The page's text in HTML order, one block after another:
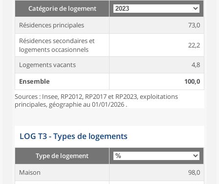
Catégorie de logement
Résidences principales
73,0
Résidences secondaires et
logements occasionnels
22,2
Logements vacants
4,8
Ensemble
100,0
Sources : Insee, RP2012, RP2017 et RP2023, exploitations
principales, géographie au 01/01/2026 .
LOG T3 - Types de logements
Type de logement
Maison
98,0